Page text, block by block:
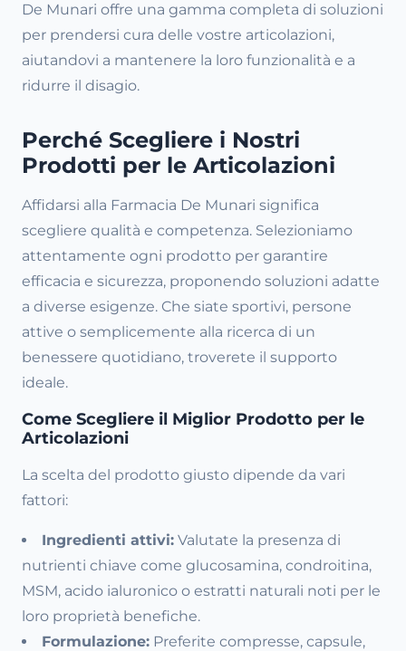
De Munari offre una gamma completa di soluzioni
per prendersi cura delle vostre articolazioni,
aiutandovi a mantenere la loro funzionalità e a
ridurre il disagio.
Perché Scegliere i Nostri
Prodotti per le Articolazioni
Affidarsi alla Farmacia De Munari significa
scegliere qualità e competenza. Selezioniamo
attentamente ogni prodotto per garantire
efficacia e sicurezza, proponendo soluzioni adatte
a diverse esigenze. Che siate sportivi, persone
attive o semplicemente alla ricerca di un
benessere quotidiano, troverete il supporto
ideale.
Come Scegliere il Miglior Prodotto per le
Articolazioni
La scelta del prodotto giusto dipende da vari
fattori:
Ingredienti attivi: Valutate la presenza di
nutrienti chiave come glucosamina, condroitina,
MSM, acido ialuronico o estratti naturali noti per le
loro proprietà benefiche.
Formulazione: Preferite compresse, capsule,